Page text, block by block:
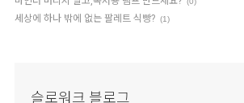
세상에 하나 밖에 없는 팔레트 식빵? (1)
슬로워크 블로그